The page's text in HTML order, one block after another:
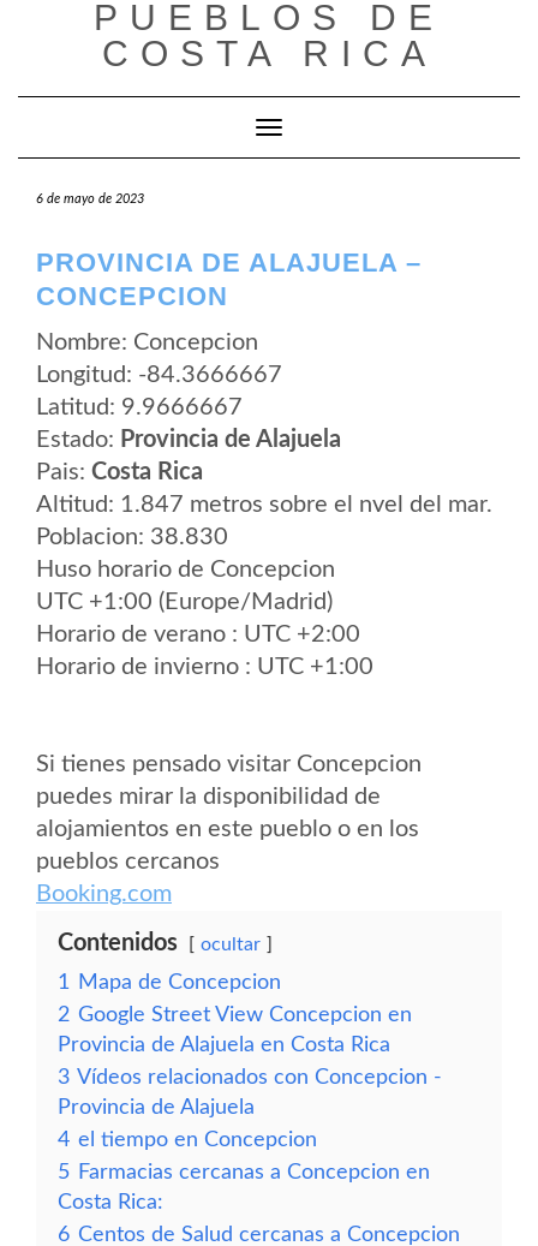
PUEBLOS DE
COSTA RICA
Cambiar modo de navegación
6 de mayo de 2023
PROVINCIA DE ALAJUELA –
CONCEPCION
Nombre: Concepcion
Longitud: -84.3666667
Latitud: 9.9666667
Estado: Provincia de Alajuela
Pais: Costa Rica
Altitud: 1.847 metros sobre el nvel del mar.
Poblacion: 38.830
Huso horario de Concepcion
UTC +1:00 (Europe/Madrid)
Horario de verano : UTC +2:00
Horario de invierno : UTC +1:00
Si tienes pensado visitar Concepcion
puedes mirar la disponibilidad de
alojamientos en este pueblo o en los
pueblos cercanos
Booking.com
Contenidos ocultar
1
Mapa de Concepcion
2 Google Street View Concepcion en
Provincia de Alajuela en Costa Rica
3 Vídeos relacionados con Concepcion -
Provincia de Alajuela
4 el tiempo en Concepcion
5 Farmacias cercanas a Concepcion en
Costa Rica:
6 Centos de Salud cercanas a Concepcion